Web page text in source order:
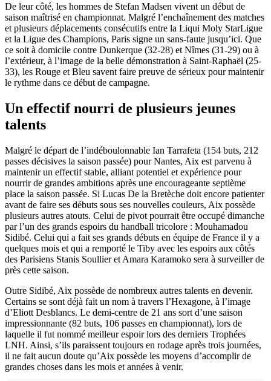
De leur côté, les hommes de Stefan Madsen vivent un début de
saison maîtrisé en championnat. Malgré l’enchaînement des matches
et plusieurs déplacements consécutifs entre la Liqui Moly StarLigue
et la Ligue des Champions, Paris signe un sans-faute jusqu’ici. Que
ce soit à domicile contre Dunkerque (32-28) et Nîmes (31-29) ou à
l’extérieur, à l’image de la belle démonstration à Saint-Raphaël (25-
33), les Rouge et Bleu savent faire preuve de sérieux pour maintenir
le rythme dans ce début de campagne.
Un effectif nourri de plusieurs jeunes
talents
Malgré le départ de l’indéboulonnable Ian Tarrafeta (154 buts, 212
passes décisives la saison passée) pour Nantes, Aix est parvenu à
maintenir un effectif stable, alliant potentiel et expérience pour
nourrir de grandes ambitions après une encourageante septième
place la saison passée. Si Lucas De la Bretèche doit encore patienter
avant de faire ses débuts sous ses nouvelles couleurs, Aix possède
plusieurs autres atouts. Celui de pivot pourrait être occupé dimanche
par l’un des grands espoirs du handball tricolore : Mouhamadou
Sidibé. Celui qui a fait ses grands débuts en équipe de France il y a
quelques mois et qui a remporté le Tiby avec les espoirs aux côtés
des Parisiens Stanis Soullier et Amara Karamoko sera à surveiller de
près cette saison.
Outre Sidibé, Aix possède de nombreux autres talents en devenir.
Certains se sont déjà fait un nom à travers l’Hexagone, à l’image
d’Eliott Desblancs. Le demi-centre de 21 ans sort d’une saison
impressionnante (82 buts, 106 passes en championnat), lors de
laquelle il fut nommé meilleur espoir lors des derniers Trophées
LNH. Ainsi, s’ils paraissent toujours en rodage après trois journées,
il ne fait aucun doute qu’Aix possède les moyens d’accomplir de
grandes choses dans les mois et années à venir.